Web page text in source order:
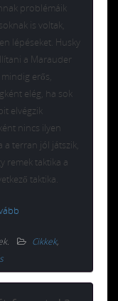
problémáik
is voltak,
lépéseket. Husky
a Marauder
erős,
elég, ha sok
elvégzik
nincs ilyen
a terran jól játszik,
remek taktika a
taktika.
. Cikkek,